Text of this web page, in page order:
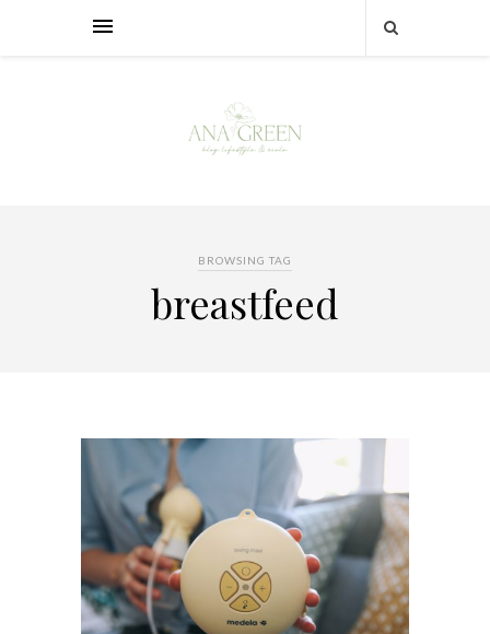
BROWSING TAG
breastfeed